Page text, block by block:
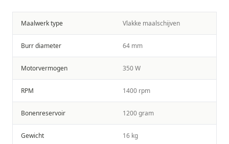
Maalwerk type Vlakke maalschijven
Burr diameter 64 mm
Motorvermogen 350 W
RPM 1400 rpm
Bonenreservoir 1200 gram
Gewicht 16 kg